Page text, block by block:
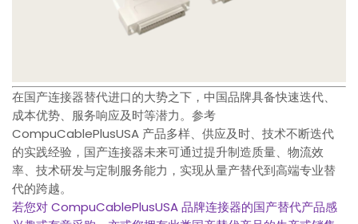
在国产连接器替代进口的大势之下，中国品牌具备快速迭代、
成本优势、服务响应及时等潜力。参考
CompuCablePlusUSA 产品多样、供应及时、技术不断迭代
的实践经验，国产连接器未来可通过提升制造质量、物流效
率、技术研发与定制服务能力，实现从量产替代到高端专业替
代的跨越。
若您对 CompuCablePlusUSA 品牌连接器的国产替代产品感